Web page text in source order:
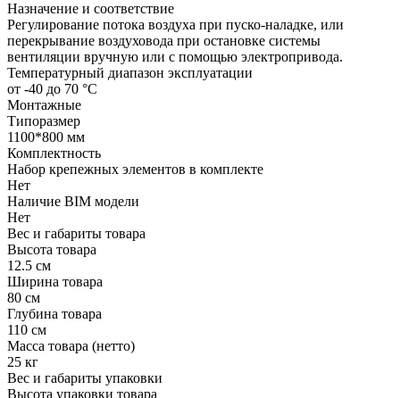
Назначение и соответствие
Регулирование потока воздуха при пуско-наладке, или
перекрывание воздуховода при остановке системы
вентиляции вручную или с помощью электропривода.
Температурный диапазон эксплуатации
от -40 до 70 °С
Монтажные
Типоразмер
1100*800 мм
Комплектность
Набор крепежных элементов в комплекте
Нет
Наличие BIM модели
Нет
Вес и габариты товара
Высота товара
12.5 см
Ширина товара
80 см
Глубина товара
110 см
Масса товара (нетто)
25 кг
Вес и габариты упаковки
Высота упаковки товара